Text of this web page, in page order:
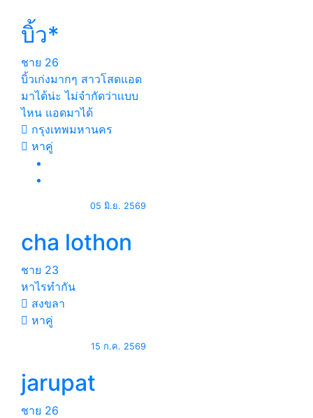
บิ้ว*
ชาย 26
บิ้วเก่งมากๆ สาวโสดแอด
มาได้น่ะ ไม่จำกัดว่าเเบบ
ไหน แอดมาได้
กรุงเทพมหานคร
หาคู่
05 มิ.ย. 2569
cha lothon
ชาย 23
หาไรทำกัน
สงขลา
หาคู่
15 ก.ค. 2569
jarupat
ชาย 26